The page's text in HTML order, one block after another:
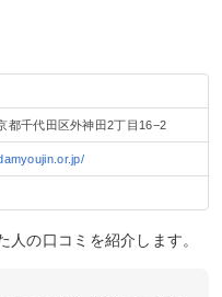
都千代田区外神田2丁目16−2
の口コミを紹介します。